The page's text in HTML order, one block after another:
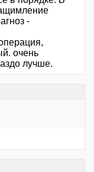
-
очень
лучше.